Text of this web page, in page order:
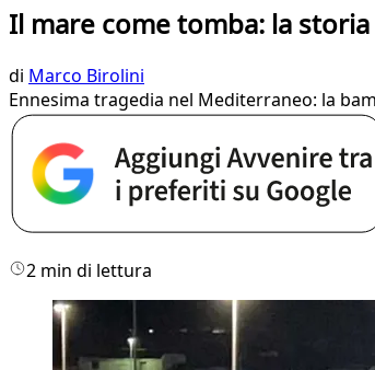
Il mare come tomba: la
di Marco Birolini
Ennesima tragedia nel Mediterraneo: la
2 min di lettura